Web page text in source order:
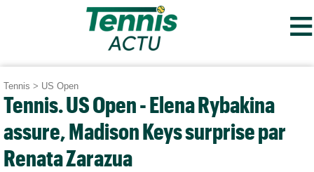
≡
Tennis > US Open
Tennis. US Open - Elena Rybakina
assure, Madison Keys surprise par
Renata Zarazua